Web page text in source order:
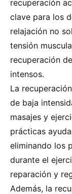
recuperación
clave para los
relajación no
tensión
recuperación
intensos.
La
de baja
masajes y
prácticas
eliminando los
durante el
reparación y
Además, la